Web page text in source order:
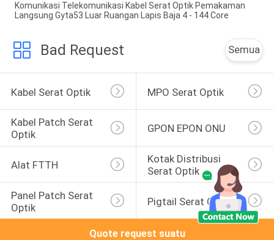
Komunikasi Telekomunikasi Kabel Serat Optik Pemakaman
Langsung Gyta53 Luar Ruangan Lapis Baja 4 - 144 Core
Bad Request Semua
Kabel Serat Optik MPO Serat Optik
Kabel Patch Serat
Optik
GPON EPON ONU
Alat FTTH
Kotak Distribusi
Serat Optik
Panel Patch Serat
Optik
Pigtail Serat Optik
Quote request suatu